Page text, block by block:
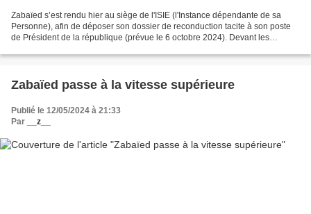
Zabaïed s’est rendu hier au siège de l'ISIE (l'Instance dépendante de sa
Personne), afin de déposer son dossier de reconduction tacite à son poste
de Président de la république (prévue le 6 octobre 2024). Devant les
Zabaïed passe à la vitesse supérieure
Publié le 12/05/2024 à 21:33
Par
__z__